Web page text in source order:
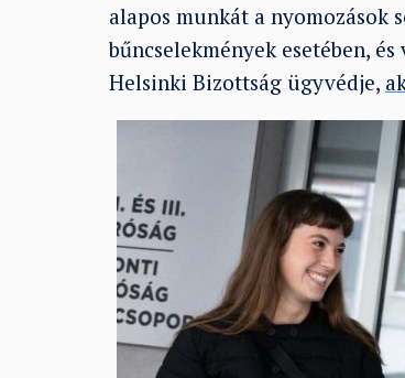
alapos munkát a nyomozások
bűncselekmények esetében,
Helsinki Bizottság ügyvédje,